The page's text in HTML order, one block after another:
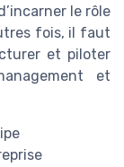
le rôle
fois, il faut
et piloter
et